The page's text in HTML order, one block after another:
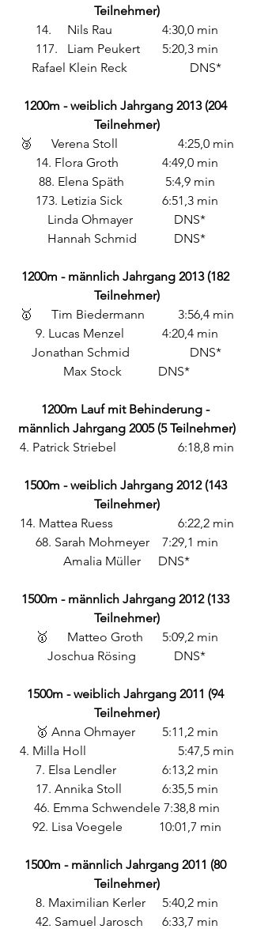
Teilnehmer)
14.	Nils Rau 		4:30,0 min
117.	Liam Peukert 	5:20,3 min
Rafael Klein Reck 		DNS*
1200m - weiblich Jahrgang 2013 (204
Teilnehmer)
🥉	Verena Stoll 		4:25,0 min
14. Flora Groth 		4:49,0 min
88. Elena Späth		5:4,9 min
173. Letizia Sick		6:51,3 min
Linda Ohmayer		DNS*
Hannah Schmid 		DNS*
1200m - männlich Jahrgang 2013 (182
Teilnehmer)
🥇 	Tim Biedermann 	3:56,4 min
9. Lucas Menzel		4:20,4 min
Jonathan Schmid		DNS*
Max Stock		DNS*
1200m Lauf mit Behinderung -
männlich Jahrgang 2005 (5 Teilnehmer)
4. Patrick Striebel		6:18,8 min
1500m - weiblich Jahrgang 2012 (143
Teilnehmer)
14. Mattea Ruess 		6:22,2 min
68. Sarah Mohmeyer 	7:29,1 min
Amalia Müller 	DNS*
1500m - männlich Jahrgang 2012 (133
Teilnehmer)
🥇 	Matteo Groth 	5:09,2 min
Joschua Rösing 		DNS*
1500m - weiblich Jahrgang 2011 (94
Teilnehmer)
🥇 Anna Ohmayer 	5:11,2 min
4. Milla Holl 			5:47,5 min
7. Elsa Lendler 		6:13,2 min
17. Annika Stoll 		6:35,5 min
46. Emma Schwendele 7:38,8 min
92. Lisa Voegele		10:01,7 min
1500m - männlich Jahrgang 2011 (80
Teilnehmer)
8. Maximilian Kerler	5:40,2 min
42. Samuel Jarosch	6:33,7 min